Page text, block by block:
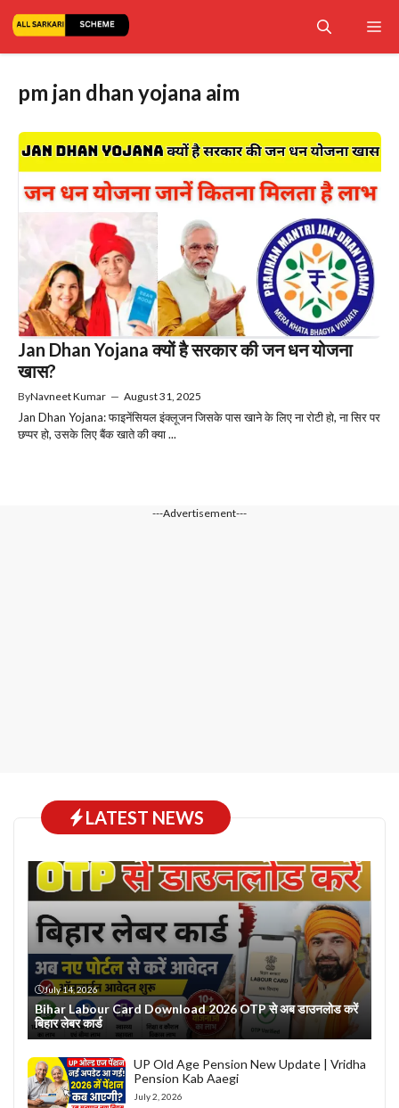
pm jan dhan yojana aim
Jan Dhan Yojana क्यों है सरकार की जन धन योजना
खास?
ByNavneet Kumar — August 31, 2025
Jan Dhan Yojana: फाइनेंसियल इंक्लूजन जिसके पास खाने के लिए ना रोटी हो, ना सिर पर
छप्पर हो, उसके लिए बैंक खाते की क्या ...
---Advertisement---
LATEST NEWS
July 14, 2026
Bihar Labour Card Download 2026 OTP से अब डाउनलोड करें
बिहार लेबर कार्ड
UP Old Age Pension New Update | Vridha
Pension Kab Aaegi
July 2, 2026